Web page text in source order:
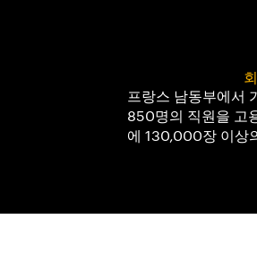
프랑스 남동부에서
850명의 직원을 고
에 130,000장 이상